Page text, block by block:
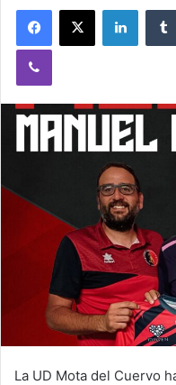
La UD Mota del Cuervo